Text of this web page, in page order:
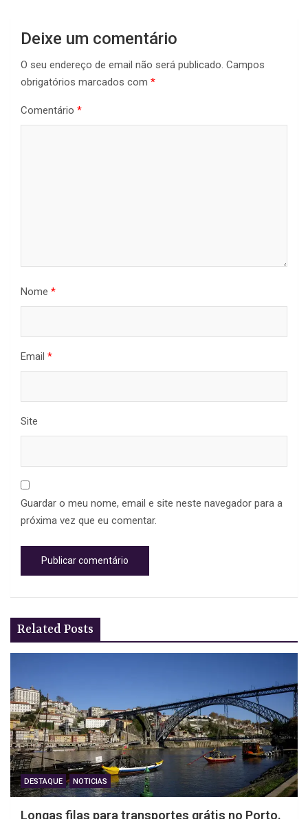
Deixe um comentário
O seu endereço de email não será publicado. Campos
obrigatórios marcados com *
Comentário *
Nome *
Email *
Site
Guardar o meu nome, email e site neste navegador para a
próxima vez que eu comentar.
Related Posts
DESTAQUE NOTICIAS
Longas filas para transportes grátis no Porto.